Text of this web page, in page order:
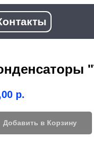
+7 (968)
+7 (923)
р.
Добавить в Корзину